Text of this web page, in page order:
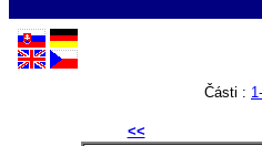
Části :
<<